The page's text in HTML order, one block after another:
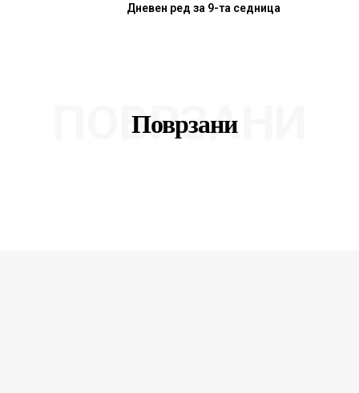
Дневен ред за 9-та седница
Поврзани
ПОВРЗАНИ